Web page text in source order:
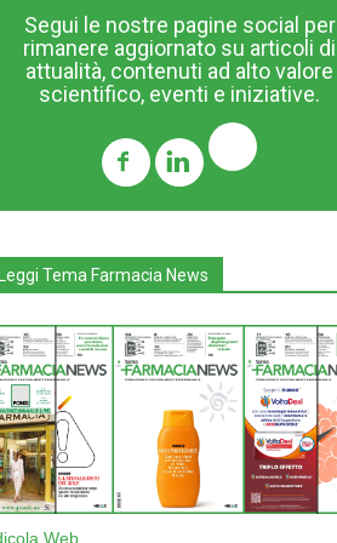
Segui le nostre pagine social per
rimanere aggiornato su articoli di
attualità, contenuti ad alto valore
scientifico, eventi e iniziative.
Tema Farmacia News
Web